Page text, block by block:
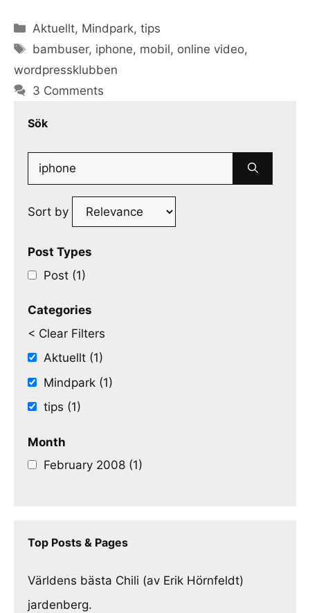
Categories
Aktuellt, Mindpark,tips
Tags
bambuser, iphone, mobil, online video,
wordpressklubben
3 Comments
Sök
Search
for:
Sort by
Post Types
Post (1)
Categories
< Clear Filters
Aktuellt (1)
Mindpark (1)
tips (1)
Month
February 2008 (1)
Top Posts & Pages
Världens bästa Chili (av Erik Hörnfeldt)
jardenberg.